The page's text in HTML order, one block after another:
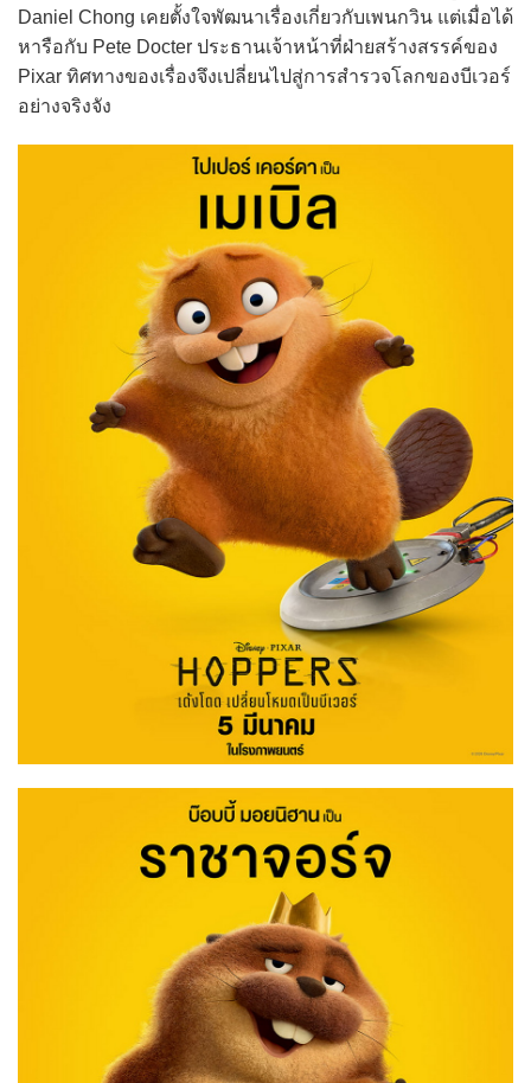
Daniel Chong เคยตั้งใจพัฒนาเรื่องเกี่ยวกับเพนกวิน แต่เมื่อได้
หารือกับ Pete Docter ประธานเจ้าหน้าที่ฝ่ายสร้างสรรค์ของ
Pixar ทิศทางของเรื่องจึงเปลี่ยนไปสู่การสำรวจโลกของบีเวอร์
อย่างจริงจัง